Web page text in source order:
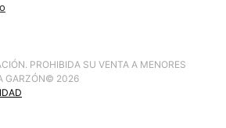
PROHIBIDA SU VENTA A MENORES
GARZÓN© 2026